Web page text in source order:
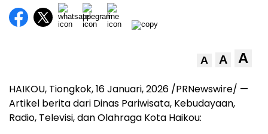
A A A
HAIKOU, Tiongkok,16 Januari, 2026 /PRNewswire/ —
Artikel berita dari Dinas Pariwisata, Kebudayaan,
Radio, Televisi, dan Olahraga Kota Haikou: